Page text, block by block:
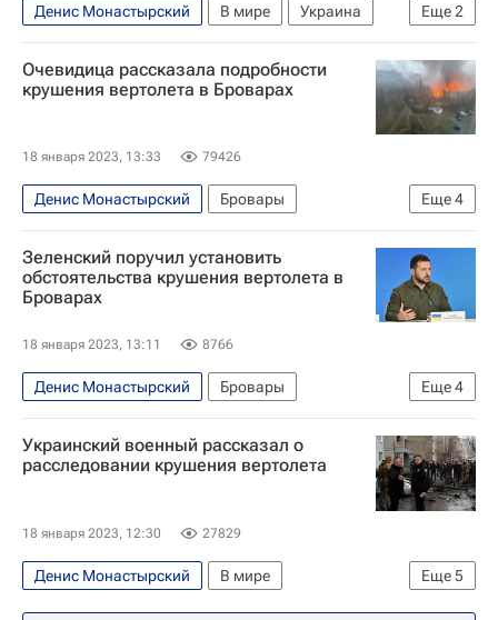
Еще2
Денис Монастырский В мире
Украина
Бровары
Киевская область
Очевидица рассказала подробности
крушения вертолета в Броварах
18 января 2023, 13:33 79426
Еще4
Денис Монастырский
Бровары
МВД Украины
Киевская область
В мире
Украина
Зеленский поручил установить
обстоятельства крушения вертолета в
Броварах
18 января 2023, 13:11 8766
Еще4
Денис Монастырский
Бровары
Служба безопасности Украины
Украина
Владимир Зеленский
В мире
Украинский военный рассказал о
расследовании крушения вертолета
18 января 2023, 12:30 27829
Еще5
Денис Монастырский
В мире
Евгений Енин
Антон Геращенко
Франция